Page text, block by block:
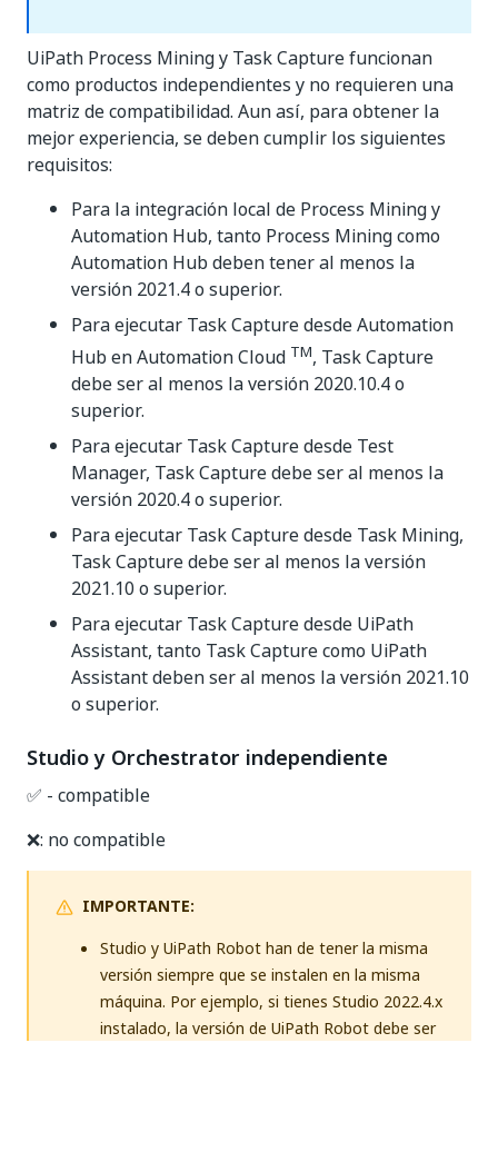
UiPath Process Mining y Task Capture funcionan
como productos independientes y no requieren una
matriz de compatibilidad. Aun así, para obtener la
mejor experiencia, se deben cumplir los siguientes
requisitos:
Para la integración local de Process Mining y
Automation Hub, tanto Process Mining como
Automation Hub deben tener al menos la
versión 2021.4 o superior.
Para ejecutar Task Capture desde Automation
Hub en Automation Cloud TM, Task Capture
debe ser al menos la versión 2020.10.4 o
superior.
Para ejecutar Task Capture desde Test
Manager, Task Capture debe ser al menos la
versión 2020.4 o superior.
Para ejecutar Task Capture desde Task Mining,
Task Capture debe ser al menos la versión
2021.10 o superior.
Para ejecutar Task Capture desde UiPath
Assistant, tanto Task Capture como UiPath
Assistant deben ser al menos la versión 2021.10
o superior.
Studio y Orchestrator independiente
✅ - compatible
❌: no compatible
IMPORTANTE:
Studio y UiPath Robot han de tener la misma
versión siempre que se instalen en la misma
máquina. Por ejemplo, si tienes Studio 2022.4.x
instalado, la versión de UiPath Robot debe ser